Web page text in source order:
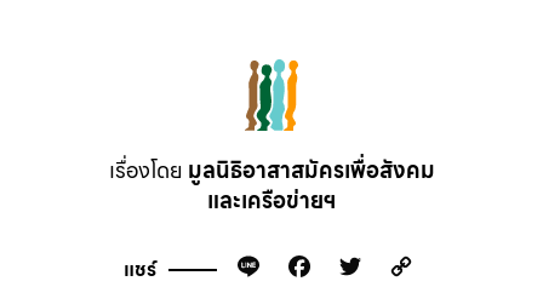
เรื่องโดย มูลนิธิอาสาสมัครเพื่อสังคม
และเครือข่ายฯ
แชร์ Line Facebook
Twitter